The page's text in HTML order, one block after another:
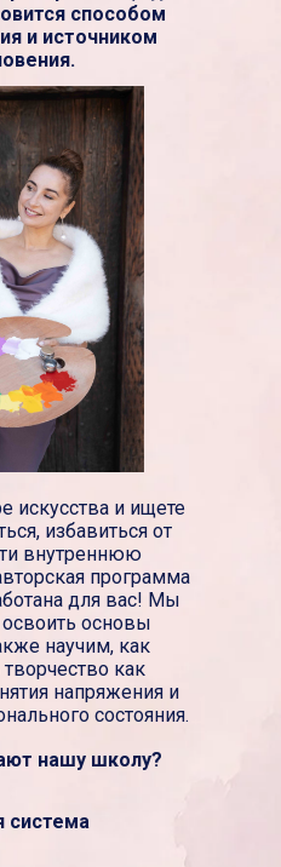
способом
и источником
искусства и ищете
избавиться от
внутреннюю
программа
для вас! Мы
основы
научим, как
как
напряжения и
состояния.
нашу школу?
система